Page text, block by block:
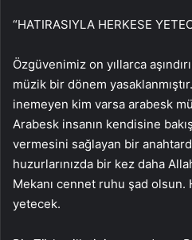
“HATIRASIYLA HERKESE
Özgüvenimiz on yıllarca
müzik bir dönem
inemeyen kim varsa arabesk
Arabesk insanın kendisine
vermesini sağlayan bir
huzurlarınızda bir kez daha
Mekanı cennet ruhu şad olsun.
yetecek.